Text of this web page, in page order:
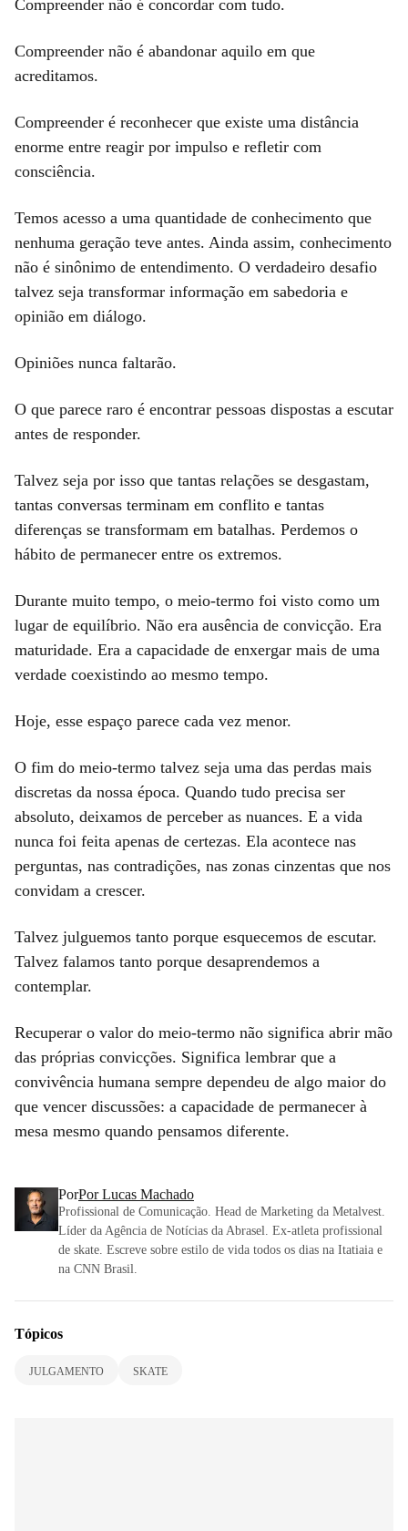
Compreender não é concordar com tudo.
Compreender não é abandonar aquilo em que
acreditamos.
Compreender é reconhecer que existe uma distância
enorme entre reagir por impulso e refletir com
consciência.
Temos acesso a uma quantidade de conhecimento que
nenhuma geração teve antes. Ainda assim, conhecimento
não é sinônimo de entendimento. O verdadeiro desafio
talvez seja transformar informação em sabedoria e
opinião em diálogo.
Opiniões nunca faltarão.
O que parece raro é encontrar pessoas dispostas a escutar
antes de responder.
Talvez seja por isso que tantas relações se desgastam,
tantas conversas terminam em conflito e tantas
diferenças se transformam em batalhas. Perdemos o
hábito de permanecer entre os extremos.
Durante muito tempo, o meio-termo foi visto como um
lugar de equilíbrio. Não era ausência de convicção. Era
maturidade. Era a capacidade de enxergar mais de uma
verdade coexistindo ao mesmo tempo.
Hoje, esse espaço parece cada vez menor.
O fim do meio-termo talvez seja uma das perdas mais
discretas da nossa época. Quando tudo precisa ser
absoluto, deixamos de perceber as nuances. E a vida
nunca foi feita apenas de certezas. Ela acontece nas
perguntas, nas contradições, nas zonas cinzentas que nos
convidam a crescer.
Talvez julguemos tanto porque esquecemos de escutar.
Talvez falamos tanto porque desaprendemos a
contemplar.
Recuperar o valor do meio-termo não significa abrir mão
das próprias convicções. Significa lembrar que a
convivência humana sempre dependeu de algo maior do
que vencer discussões: a capacidade de permanecer à
mesa mesmo quando pensamos diferente.
PorPor Lucas Machado
Profissional de Comunicação. Head de Marketing da Metalvest.
Líder da Agência de Notícias da Abrasel. Ex-atleta profissional
de skate. Escreve sobre estilo de vida todos os dias na Itatiaia e
na CNN Brasil.
Tópicos
JULGAMENTO SKATE